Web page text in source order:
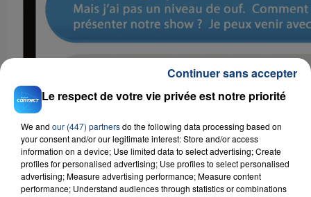
Le respect de votre vie privée est notre priorité
We and our (447) partnersdo the following data processing based on
your consent and/or our legitimate interest: Store and/or access
information on a device; Use limited data to select advertising; Create
profiles for personalised advertising; Use profiles to select personalised
advertising; Measure advertising performance; Measure content
performance; Understand audiences through statistics or combinations
Continuer sans accepter